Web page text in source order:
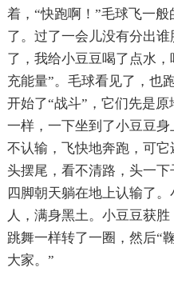
着，“快跑啊！”毛球飞一
了。过了一会儿没有分出
了，我给小豆豆喝了点水
充能量”。毛球看见了，也
开始了“战斗”，它们先是
一样，一下坐到了小豆豆
不认输，飞快地奔跑，可
头摆尾，看不清路，头一
四脚朝天躺在地上认输了
人，满身黑土。小豆豆获
跳舞一样转了一圈，然后“
大家。”